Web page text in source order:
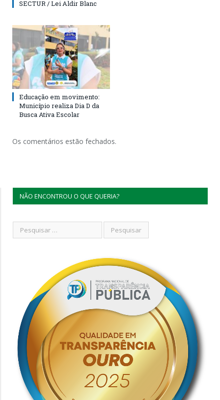
SECTUR / Lei Aldir Blanc
Educação em movimento:
Município realiza Dia D da
Busca Ativa Escolar
Os comentários estão fechados.
NÃO ENCONTROU O QUE QUERIA?